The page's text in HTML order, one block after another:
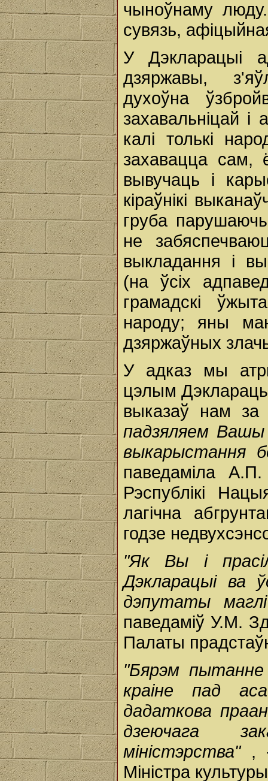
чыноўнаму люду.
сувязь,
У Дэкларацыі
дзяржавы,
духоўна
захавальніцай і
калі толькі
захавацца сам,
вывучаць і
кіраўнікі
груба
не
выкладання і
(на ўсіх
грамадскі
народу; яны
дзяржаўных
У адказ мы
цэлым
выказаў нам
падзяляем
выкарыстання
паведаміла
Рэспублікі
лагічна
годзе
"Як Вы і
Дэкларацыі ва
дэпутаты
паведаміў У.М.
Палаты
"Бярэм
краіне пад
дадаткова
дзеючага
міністэрства" ,
Міністра